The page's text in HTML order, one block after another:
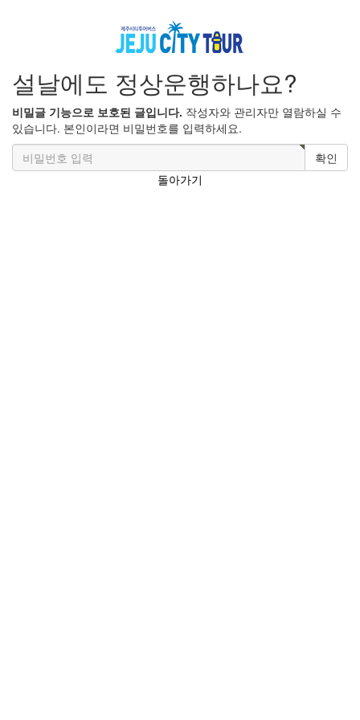
설날에도 정상운행하나요?
비밀글 기능으로 보호된 글입니다. 작성자와 관리자만 열람하실 수
있습니다. 본인이라면 비밀번호를 입력하세요.
확인
돌아가기